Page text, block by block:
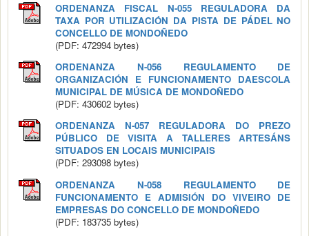
ORDENANZA FISCAL N-055 REGULADORA DA
TAXA POR UTILIZACIÓN DA PISTA DE PÁDEL NO
CONCELLO DE MONDOÑEDO
(PDF: 472994 bytes)
ORDENANZA N-056 REGULAMENTO DE
ORGANIZACIÓN E FUNCIONAMENTO DAESCOLA
MUNICIPAL DE MÚSICA DE MONDOÑEDO
(PDF: 430602 bytes)
ORDENANZA N-057 REGULADORA DO PREZO
PÚBLICO DE VISITA A TALLERES ARTESÁNS
SITUADOS EN LOCAIS MUNICIPAIS
(PDF: 293098 bytes)
ORDENANZA N-058 REGULAMENTO DE
FUNCIONAMENTO E ADMISIÓN DO VIVEIRO DE
EMPRESAS DO CONCELLO DE MONDOÑEDO
(PDF: 183735 bytes)